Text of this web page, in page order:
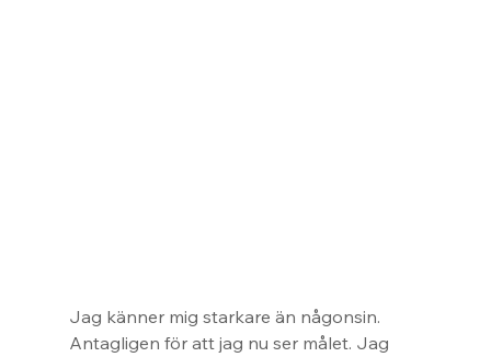
Jag känner mig starkare än någonsin.
Antagligen för att jag nu ser målet. Jag